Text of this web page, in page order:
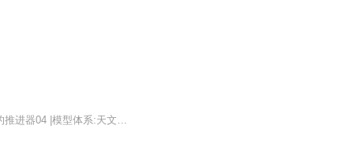
01 |宇宙学原理:天文学第一性原理02 |光谱分析:宇宙学原理的实证03 |距离测量:宇宙学原理的推进器04 |模型体系:天文学的核心框架05 |宇宙边界在哪里?06 |宇宙过去发生过什么? .07 |如何探索外星生命?08 |太阳是天文学的枢纽09 |日震是了解太阳内部的B超10 |太阳狂暴的另一面11| 太阳系的主宰是太阳12 |决定行星位置的引力共振13 |太阳的影响力决定太阳系的边界14|月球:地球的稳定器15 |火星:地球的备胎16 ...